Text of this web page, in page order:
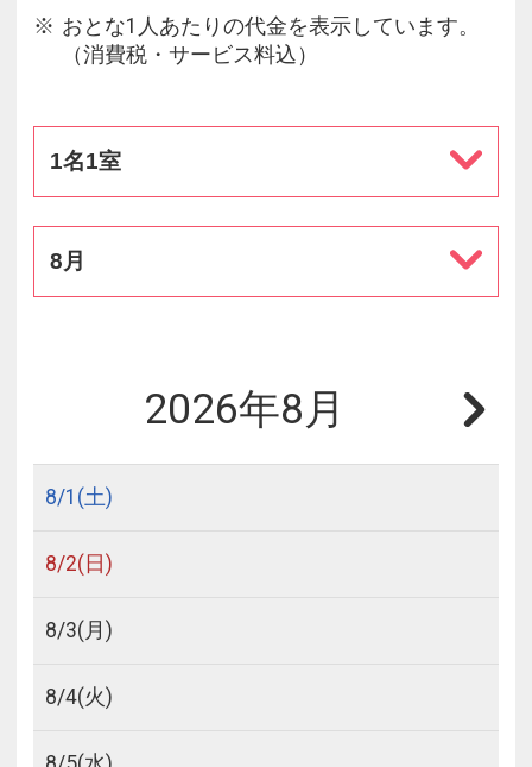
おとな1人あたりの代金を表示しています。
（消費税・サービス料込）
1名1室
8月
2026年8月
8/1 (土)
8/2(日)
8/3(月)
8/4(火)